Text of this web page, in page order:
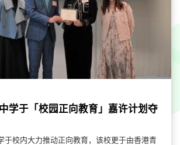
学于「校园正向教育」嘉许计划夺
于校内大力推动正向教育，该校更于由香港青